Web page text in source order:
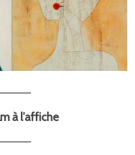
à l’affiche